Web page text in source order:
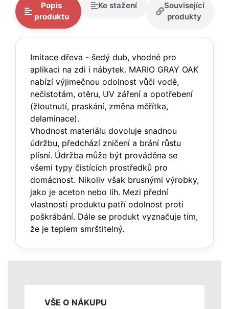
Popis
produktu
Ke stažení
Související
produkty
Imitace dřeva - šedý dub, vhodné pro
aplikaci na zdi i nábytek. MARIO GRAY OAK
nabízí výjimečnou odolnost vůči vodě,
nečistotám, otěru, UV záření a opotřebení
(žloutnutí, praskání, změna měřítka,
delaminace).
Vhodnost materiálu dovoluje snadnou
údržbu, předchází zničení a brání růstu
plísní. Údržba může být prováděna se
všemi typy čistících prostředků pro
domácnost. Nikoliv však brusnými výrobky,
jako je aceton nebo líh. Mezi přední
vlastnosti produktu patří odolnost proti
poškrábání. Dále se produkt vyznačuje tím,
že je teplem smrštitelný.
VŠE O NÁKUPU